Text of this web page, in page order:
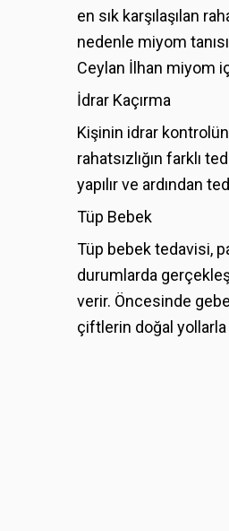
en sık karşılaşılan
nedenle miyom
Ceylan İlhan miyom
İdrar Kaçırma
Kişinin idrar
rahatsızlığın farklı
yapılır ve ardından
Tüp Bebek
Tüp bebek tedavisi,
durumlarda
verir. Öncesinde
çiftlerin doğal